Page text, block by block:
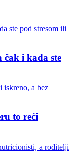
čak i kada ste
to reći